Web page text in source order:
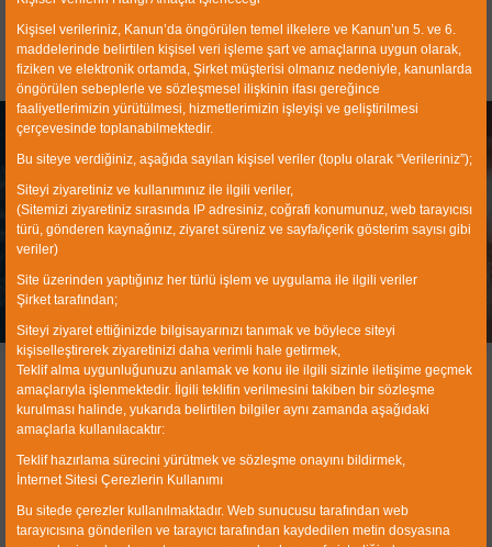
Catalog
Home Catalog
Kişisel verileriniz, Kanun’da öngörülen temel ilkelere ve Kanun’un 5. ve 6.
maddelerinde belirtilen kişisel veri işleme şart ve amaçlarına uygun olarak,
fiziken ve elektronik ortamda, Şirket müşterisi olmanız nedeniyle, kanunlarda
öngörülen sebeplerle ve sözleşmesel ilişkinin ifası gereğince
faaliyetlerimizin yürütülmesi, hizmetlerimizin işleyişi ve geliştirilmesi
çerçevesinde toplanabilmektedir.
Bu siteye verdiğiniz, aşağıda sayılan kişisel veriler (toplu olarak “Verileriniz”);
Siteyi ziyaretiniz ve kullanımınız ile ilgili veriler,
(Sitemizi ziyaretiniz sırasında IP adresiniz, coğrafi konumunuz, web tarayıcısı
türü, gönderen kaynağınız, ziyaret süreniz ve sayfa/içerik gösterim sayısı gibi
veriler)
Site üzerinden yaptığınız her türlü işlem ve uygulama ile ilgili veriler
Şirket tarafından;
Siteyi ziyaret ettiğinizde bilgisayarınızı tanımak ve böylece siteyi
kişiselleştirerek ziyaretinizi daha verimli hale getirmek,
Teklif alma uygunluğunuzu anlamak ve konu ile ilgili sizinle iletişime geçmek
amaçlarıyla işlenmektedir. İlgili teklifin verilmesini takiben bir sözleşme
kurulması halinde, yukarıda belirtilen bilgiler aynı zamanda aşağıdaki
amaçlarla kullanılacaktır:
Teklif hazırlama sürecini yürütmek ve sözleşme onayını bildirmek,
İnternet Sitesi Çerezlerin Kullanımı
Bu sitede çerezler kullanılmaktadır. Web sunucusu tarafından web
tarayıcısına gönderilen ve tarayıcı tarafından kaydedilen metin dosyasına